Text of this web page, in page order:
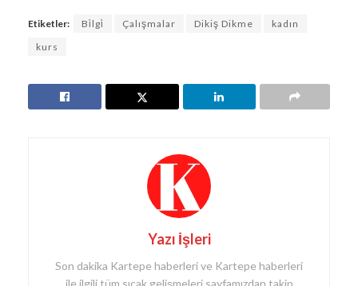
Etiketler: Bi̇lgi̇ Çalışmalar Dikiş Dikme
kadın
kurs
Yazı İşleri
Son dakika Kartepe haberleri ve Kartepe haberleri